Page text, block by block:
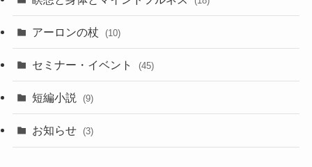
アーロンの杖 (10)
セミナー・イベント (45)
短編小説 (9)
お知らせ (3)